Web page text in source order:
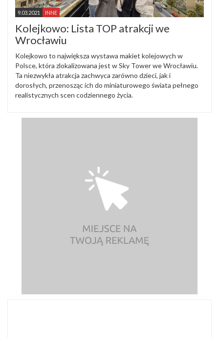
9.03.2021 INNE
Kolejkowo: Lista TOP atrakcji we
Wrocławiu
Kolejkowo to największa wystawa makiet kolejowych w
Polsce, która zlokalizowana jest w Sky Tower we Wrocławiu.
Ta niezwykła atrakcja zachwyca zarówno dzieci, jak i
dorosłych, przenosząc ich do miniaturowego świata pełnego
realistycznych scen codziennego życia.